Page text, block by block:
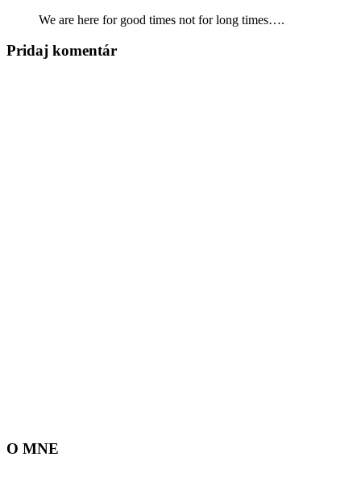
We are here for good times not for long times….
Pridaj komentár
O MNE